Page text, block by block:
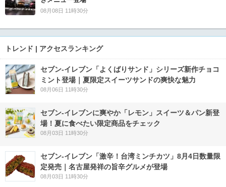
08月08日 11時30分
トレンド | アクセスランキング
セブン‐イレブン「よくばりサンド」シリーズ新作チョコ
ミント登場｜夏限定スイーツサンドの爽快な魅力
08月06日 11時30分
セブン‐イレブンに爽やか「レモン」スイーツ＆パン新登
場！夏に食べたい限定商品をチェック
08月03日 11時30分
セブン-イレブン「激辛！台湾ミンチカツ」8月4日数量限
定発売｜名古屋発祥の旨辛グルメが登場
08月03日 11時30分